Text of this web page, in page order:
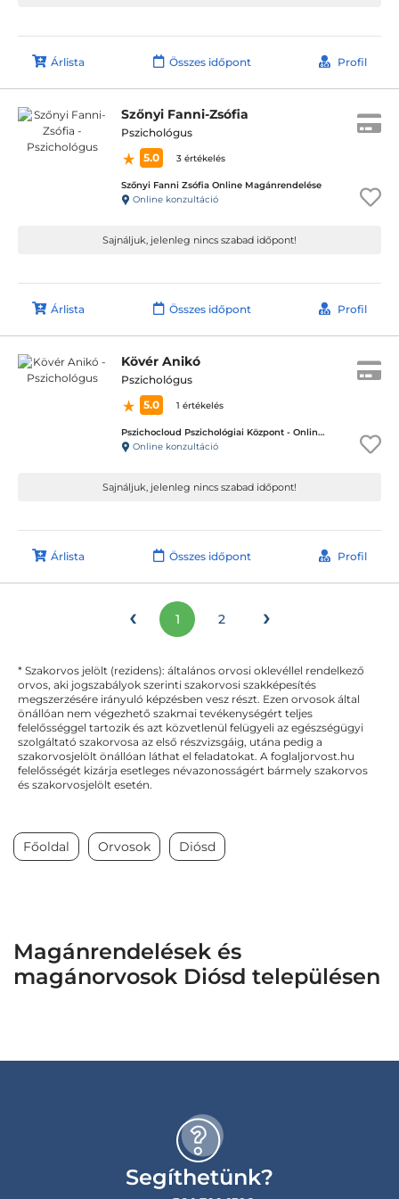
Árlista Összes időpont Profil
Szőnyi Fanni-Zsófia
Pszichológus
5.0
3 értékelés
Szőnyi Fanni Zsófia Online Magánrendelése
Online konzultáció
Sajnáljuk, jelenleg nincs szabad időpont!
Árlista Összes időpont Profil
Kövér Anikó
Pszichológus
5.0
1 értékelés
Pszichocloud Pszichológiai Központ - Online ügyfélfogadás
Online konzultáció
Sajnáljuk, jelenleg nincs szabad időpont!
Árlista Összes időpont Profil
‹ 1 2 ›
* Szakorvos jelölt (rezidens): általános orvosi oklevéllel rendelkező
orvos, aki jogszabályok szerinti szakorvosi szakképesítés
megszerzésére irányuló képzésben vesz részt. Ezen orvosok által
önállóan nem végezhető szakmai tevékenységért teljes
felelősséggel tartozik és azt közvetlenül felügyeli az egészségügyi
szolgáltató szakorvosa az első részvizsgáig, utána pedig a
szakorvosjelölt önállóan láthat el feladatokat. A foglaljorvost.hu
felelősségét kizárja esetleges névazonosságért bármely szakorvos
és szakorvosjelölt esetén.
Főoldal Orvosok Diósd
Magánrendelések és
magánorvosok Diósd településen
Segíthetünk?